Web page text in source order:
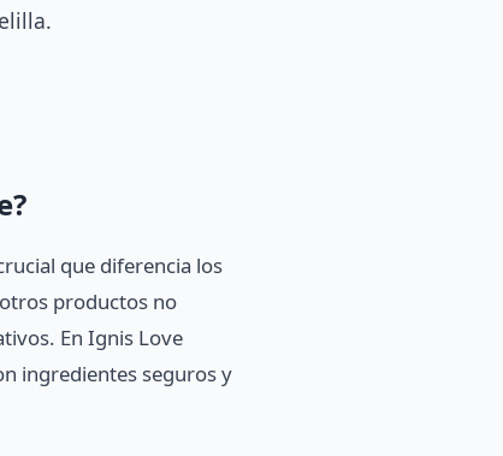
que diferencia los
productos no
En Ignis Love
ingredientes seguros y